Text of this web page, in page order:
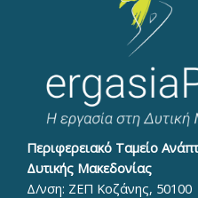
Περιφερειακό Ταμείο
Δυτικής Μακεδονίας
Δ/νση: ΖΕΠ Κοζάνης, 50100